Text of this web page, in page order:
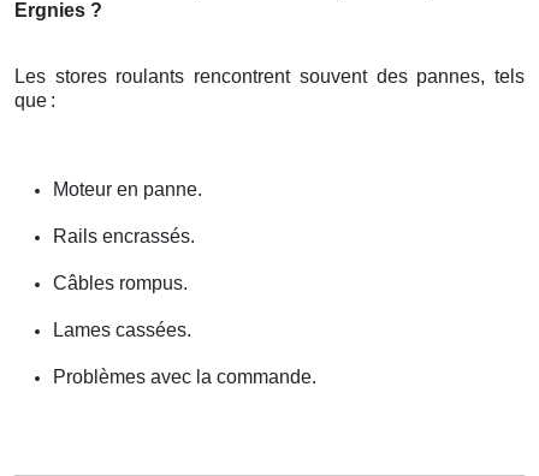
Ergnies ?
Les stores roulants rencontrent souvent des pannes, tels
que :
Moteur en panne.
Rails encrassés.
Câbles rompus.
Lames cassées.
Problèmes avec la commande.